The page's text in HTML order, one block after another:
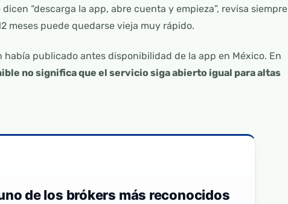
“descarga la app, abre cuenta y empieza”, revisa siempre
meses puede quedarse vieja muy rápido.
publicado antes disponibilidad de la app en México. En
no significa que el servicio siga abierto igual para altas
de los brókers más reconocidos